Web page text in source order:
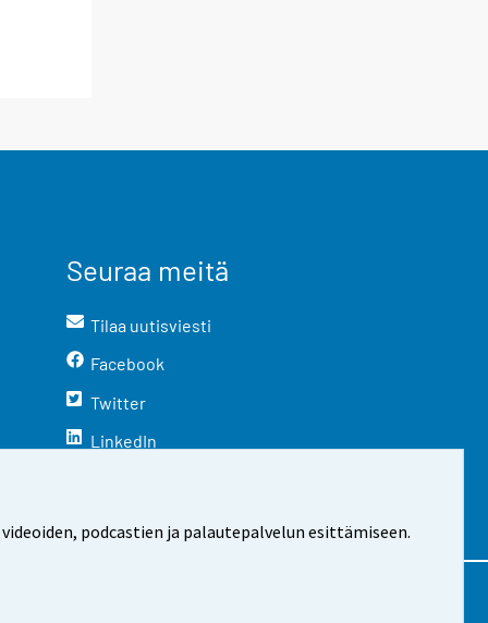
podcastien ja palautepalvelun esittämiseen.
Seuraa meitä
Tilaa uutisviesti
Facebook
Twitter
LinkedIn